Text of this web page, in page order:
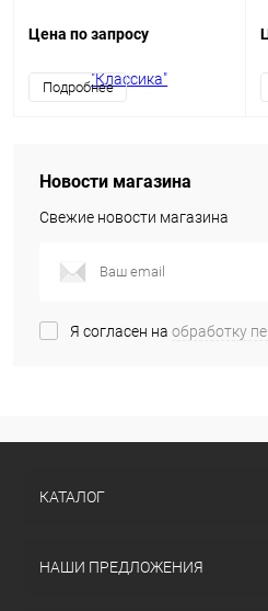
Цена по запросу
Подробнее
Новости магазина
Свежие новости магазина
Я согласен на обработку
КАТАЛОГ
НАШИ ПРЕДЛОЖЕНИЯ